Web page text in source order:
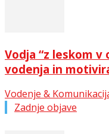
Vodja “z leskom v
vodenja in
Vodenje &
Zadnje objave